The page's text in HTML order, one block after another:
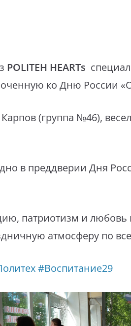
POLITEH HEARTs
ко Дню России
(группа №46),
в преддверии Дня
патриотизм и любовь
атмосферу по
#Воспитание29